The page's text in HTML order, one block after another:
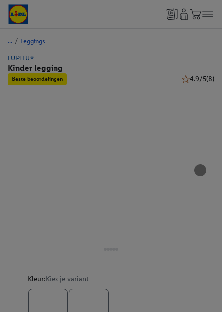
/ Leggings
LUPILU®
Kinder legging
Beste beoordelingen 4.9/5(8)
Kleur:Kies je variant